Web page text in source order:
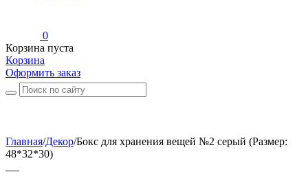
0
Корзина пуста
Корзина
Оформить заказ
Главная/Декор/Бокс для хранения вещей №2 серый (Размер:
48*32*30)